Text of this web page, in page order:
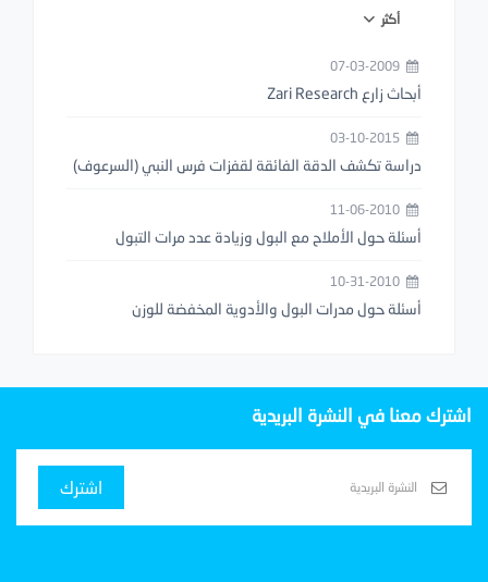
أكثر
أبحاث زارع Zari Research
دراسة تكشف الدقة الفائقة لقفزات فرس النبي (السرعوف)
أسئلة حول الأملاح مع البول وزيادة عدد مرات التبول
أسئلة حول مدرات البول والأدوية المخفضة للوزن
اشترك معنا في النشرة البريدية
اشترك